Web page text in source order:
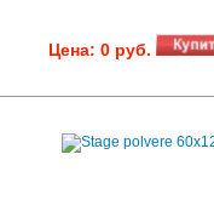
Цена: 0 руб.